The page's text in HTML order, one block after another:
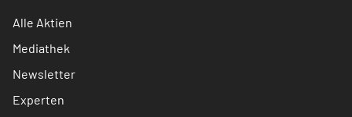
Alle Aktien
Mediathek
Newsletter
Experten